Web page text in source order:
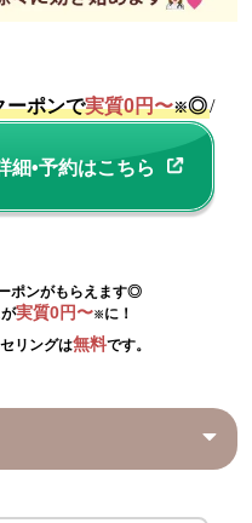
ーポンで実質0円〜※◎/
細•予約はこちら
ポンがもらえます◎
実質0円〜※ に！
リングは無料です。